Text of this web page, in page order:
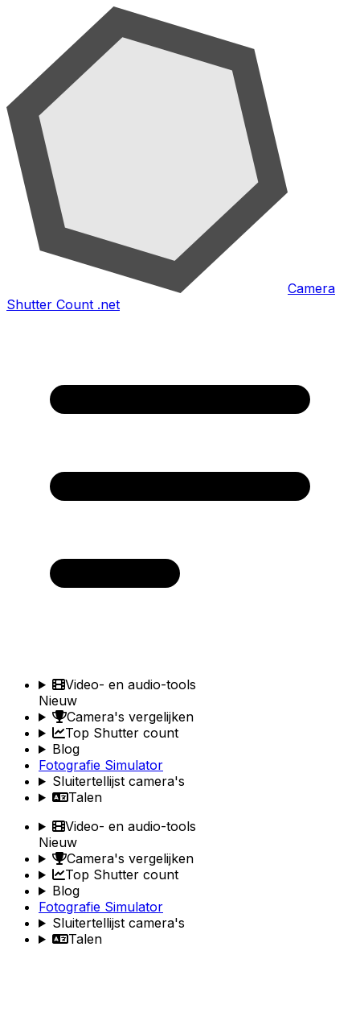
Camera
Shutter Count .net
Video- en audio-tools
Nieuw
Camera's vergelijken
Top Shutter count
Blog
Fotografie Simulator
Sluitertellijst camera's
Talen
Video- en audio-tools
Nieuw
Camera's vergelijken
Top Shutter count
Blog
Fotografie Simulator
Sluitertellijst camera's
Talen